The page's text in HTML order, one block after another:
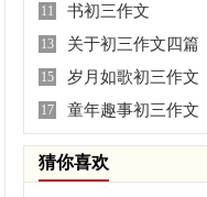
11 书初三作文
13 关于初三作文四篇
15 岁月如歌初三作文
17
童年趣事初三作文
10篇
猜你喜欢